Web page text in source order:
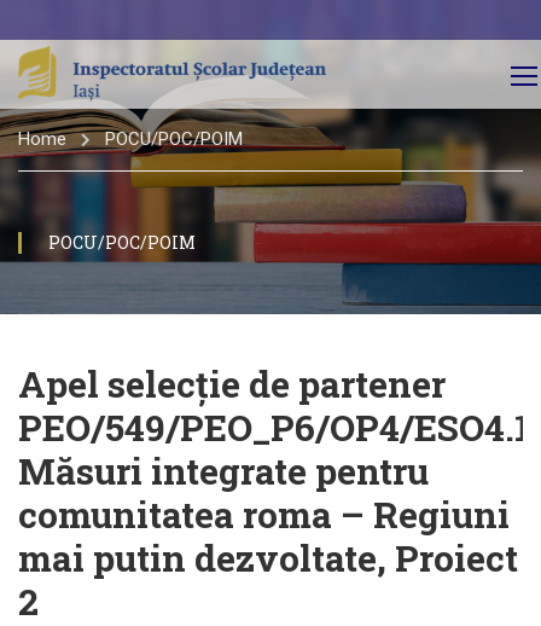
Home POCU/POC/POIM
POCU/POC/POIM
Apel selecție de partener
PEO/549/PEO_P6/OP4/
Măsuri integrate pentru
comunitatea roma – Regiuni
mai putin dezvoltate, Proiect
2